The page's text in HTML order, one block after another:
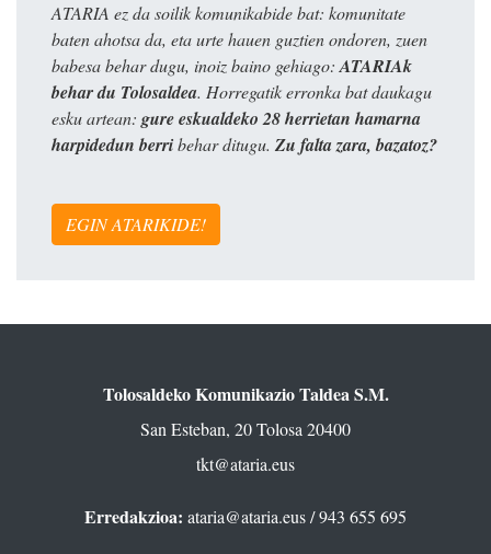
ATARIA ez da soilik komunikabide bat: komunitate
baten ahotsa da, eta urte hauen guztien ondoren, zuen
babesa behar dugu, inoiz baino gehiago:ATARIAk
behar du Tolosaldea. Horregatik erronka bat daukagu
esku artean: gure eskualdeko 28 herrietan hamarna
harpidedun berribehar ditugu. Zu falta zara, bazatoz?
EGIN ATARIKIDE!
Tolosaldeko Komunikazio Taldea S.M.
San Esteban, 20 Tolosa 20400
tkt@ataria.eus
Erredakzioa: ataria@ataria.eus/ 943 655 695